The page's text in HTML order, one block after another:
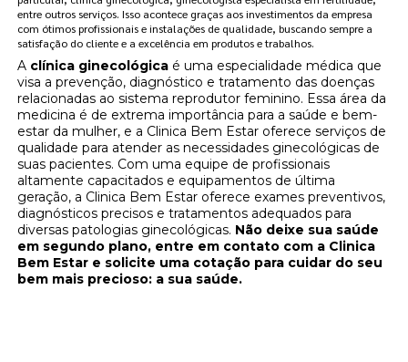
entre outros serviços. Isso acontece graças aos investimentos da empresa
com ótimos profissionais e instalações de qualidade, buscando sempre a
satisfação do cliente e a excelência em produtos e trabalhos.
A clínica ginecológica é uma especialidade médica que
visa a prevenção, diagnóstico e tratamento das doenças
relacionadas ao sistema reprodutor feminino. Essa área da
medicina é de extrema importância para a saúde e bem-
estar da mulher, e a Clinica Bem Estar oferece serviços de
qualidade para atender as necessidades ginecológicas de
suas pacientes. Com uma equipe de profissionais
altamente capacitados e equipamentos de última
geração, a Clinica Bem Estar oferece exames preventivos,
diagnósticos precisos e tratamentos adequados para
diversas patologias ginecológicas. Não deixe sua saúde
em segundo plano, entre em contato com a Clinica
Bem Estar e solicite uma cotação para cuidar do seu
bem mais precioso: a sua saúde.